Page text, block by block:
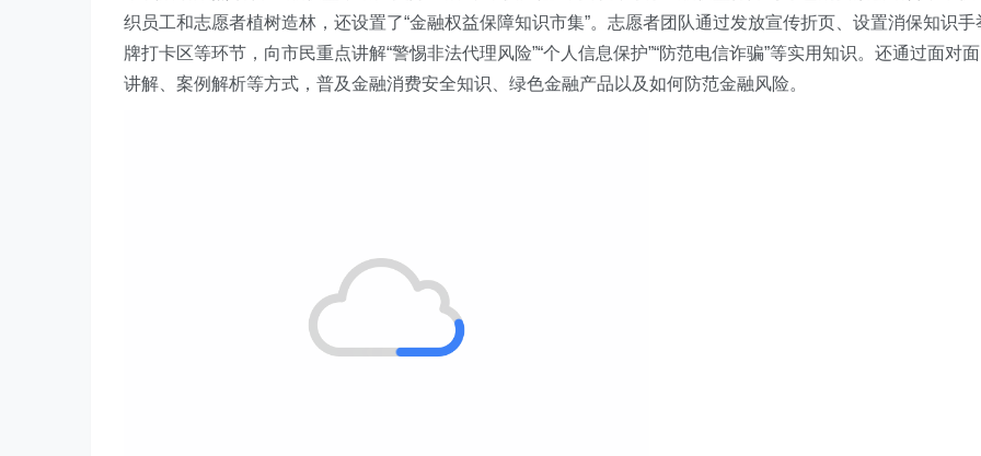
织员工和志愿者植树造林，还设置了“金融权益保障知识市集”。志愿者团队通过发放宣传折页、设置消保知识手
牌打卡区等环节，向市民重点讲解“警惕非法代理风险”“个人信息保护”“防范电信诈骗”等实用知识。 还通过面对面
讲解、案例解析等方式， 普及金融消费安全知识、绿色金融产品以及如何防范金融风险。